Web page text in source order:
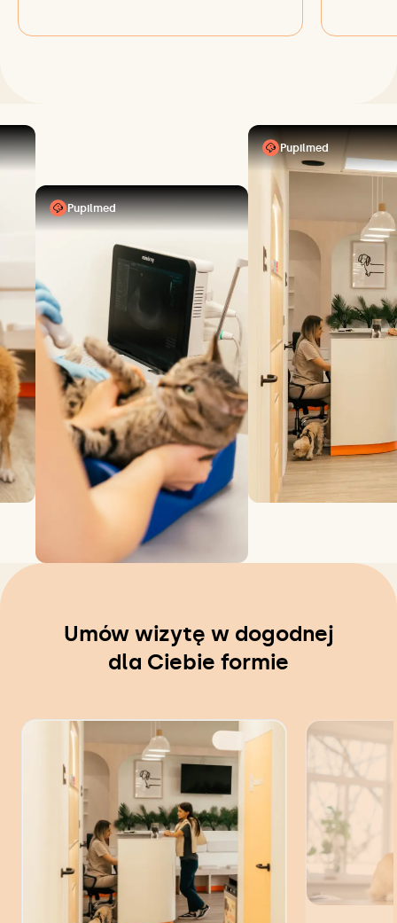
Pupilmed
Pupilmed
Umów wizytę w dogodnej
dla Ciebie formie